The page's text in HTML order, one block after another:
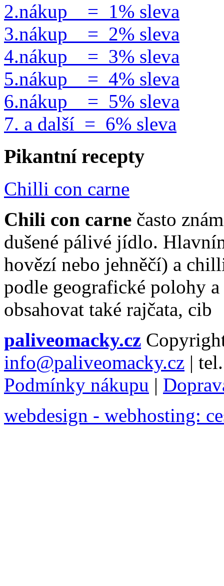
2.nákup = 1% sleva
3.nákup = 2% sleva
4.nákup = 3% sleva
5.nákup = 4% sleva
6.nákup = 5% sleva
7. a další = 6% sleva
Pikantní recepty
Chilli con carne
Chili con carne často
dušené pálivé jídlo.
hovězí nebo jehněčí) a
podle geografické polohy
obsahovat také rajčata, cib
paliveomacky.cz
info@paliveomacky.cz |
Podmínky nákupu |
webdesign - webhosting: